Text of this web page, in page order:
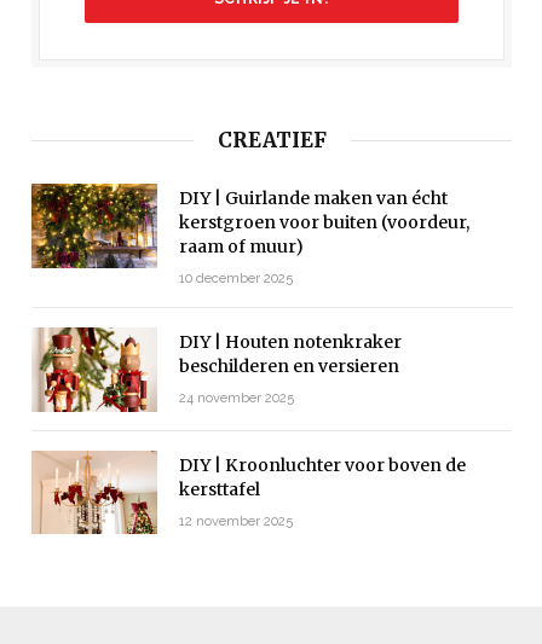
CREATIEF
DIY | Guirlande maken van écht
kerstgroen voor buiten (voordeur,
raam of muur)
10 december 2025
DIY | Houten notenkraker
beschilderen en versieren
24 november 2025
DIY | Kroonluchter voor boven de
kersttafel
12 november 2025